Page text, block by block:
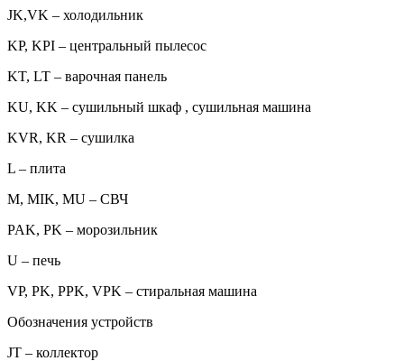
JK,VK – холодильник
KP, KPI – центральный пылесос
KT, LT – варочная панель
KU, KK – сушильный шкаф , сушильная машина
KVR, KR – сушилка
L – плита
M, MIK, MU – СВЧ
PAK, PK – морозильник
U – печь
VP, PK, PPK, VPK – стиральная машина
Обозначения устройств
JT – коллектор